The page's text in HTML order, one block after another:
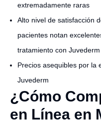
extremadamente raras
Alto nivel de satisfacción
pacientes notan
tratamiento con Juvederm
Precios asequibles por la
Juvederm
¿Cómo
en Línea en